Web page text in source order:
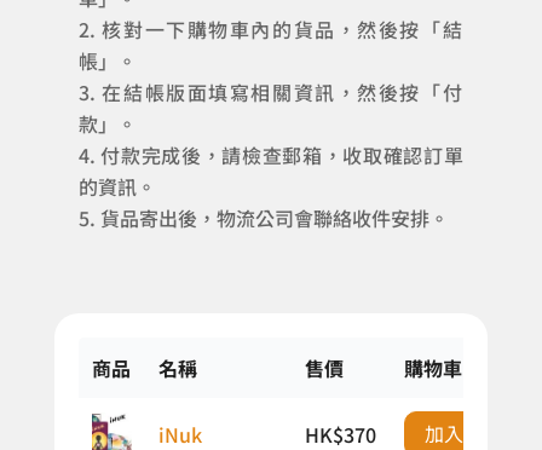
核對一下購物車內的貨品，然後按「結
帳」。
在結帳版面填寫相關資訊，然後按「付
款」。
付款完成後，請檢查郵箱，收取確認訂單
的資訊。
貨品寄出後，物流公司會聯絡收件安排。
商品 名稱 售價 購物車
iNuk HK$370 加入購物車